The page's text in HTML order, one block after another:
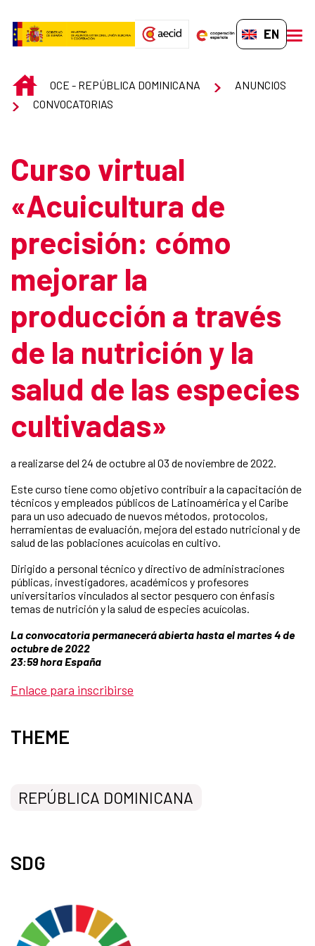
EN-GB
INICIOOCE - REPÚBLICA DOMINICANA
ANUNCIOS
CONVOCATORIAS
Curso virtual
«Acuicultura de
precisión: cómo
mejorar la
producción a través
de la nutrición y la
salud de las especies
cultivadas»
a realizarse del 24 de octubre al 03 de noviembre de 2022.
Este curso tiene como objetivo contribuir a la capacitación de
técnicos y empleados públicos de Latinoamérica y el Caribe
para un uso adecuado de nuevos métodos, protocolos,
herramientas de evaluación, mejora del estado nutricional y de
salud de las poblaciones acuícolas en cultivo.
Dirigido a personal técnico y directivo de administraciones
públicas, investigadores, académicos y profesores
universitarios vinculados al sector pesquero con énfasis
temas de nutrición y la salud de especies acuícolas.
La convocatoria permanecerá abierta hasta el martes 4 de
octubre de 2022
23:59 hora España
Enlace para inscribirse
THEME
REPÚBLICA DOMINICANA
SDG